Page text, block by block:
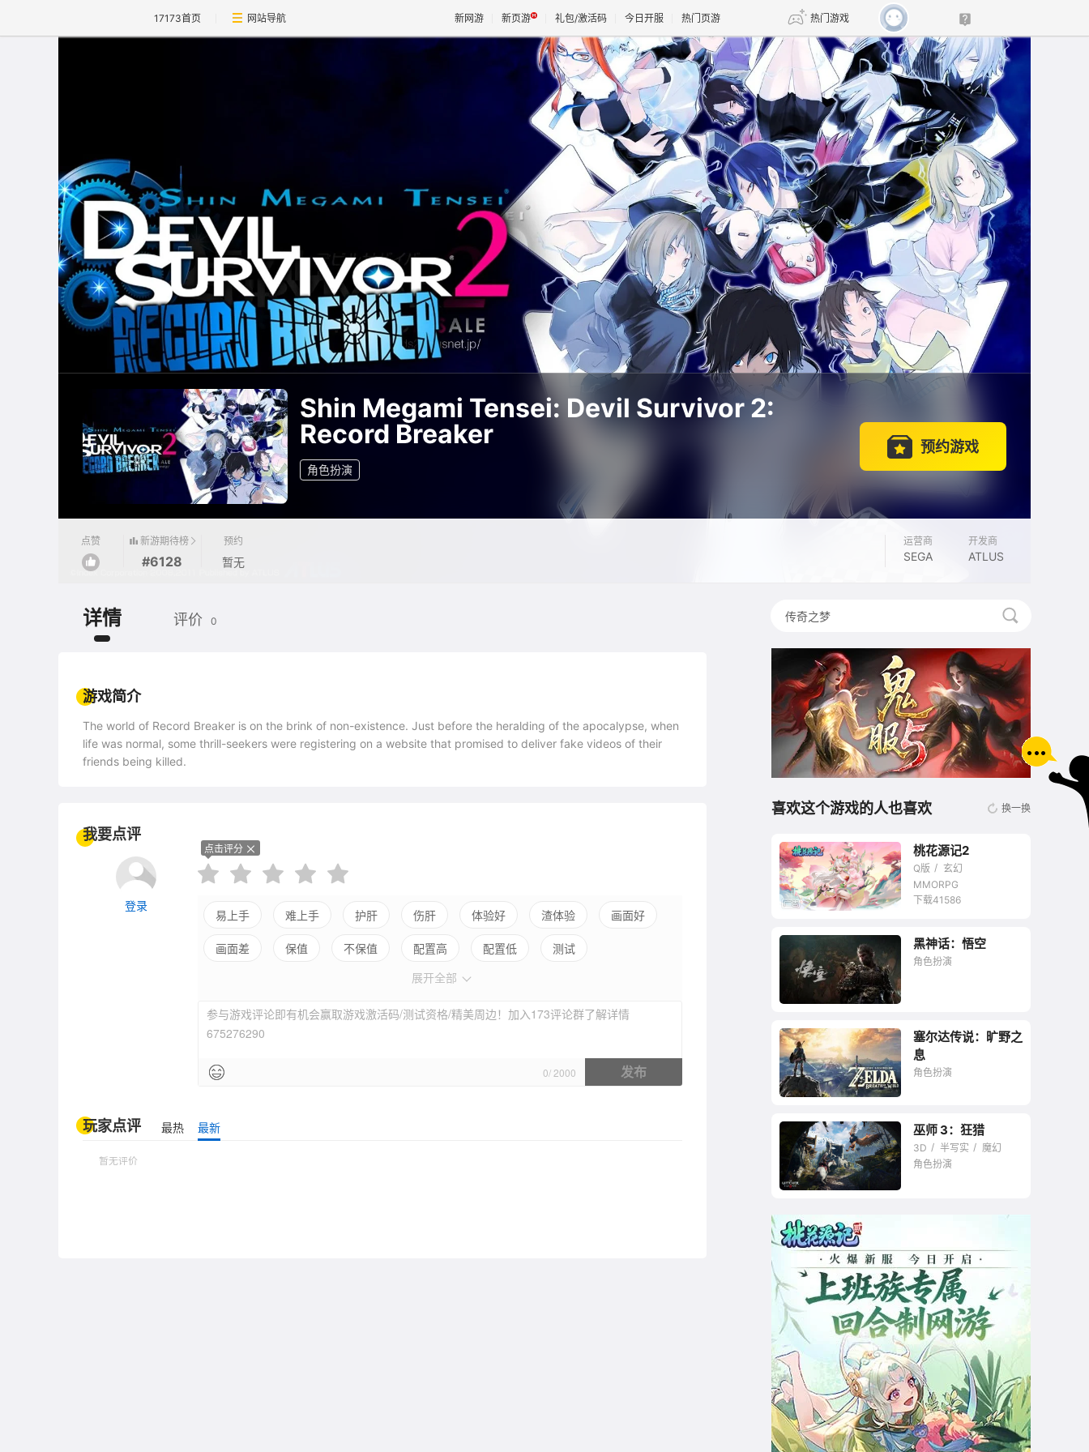
17173首页 网站导航 新网游 新页游 礼包/激活码 今日开服 热门页游 热门游戏
魔兽 DNF 传奇4
天堂 剑网3旗舰版 新天龙八部
王权与自由 诛仙世界 新仙侠5
Shin Megami Tensei: Devil Survivor 2:
Record Breaker
角色扮演
预约游戏
点赞 新游期待榜
#6128
预约
暂无
运营商
SEGA
开发商
ATLUS
详情 评价 0
游戏简介
The world of Record Breaker is on the brink of non-existence. Just before the heralding of the apocalypse, when
life was normal, some thrill-seekers were registering on a website that promised to deliver fake videos of their
friends being killed.
我要点评
登录
点击评分
易上手 难上手 护肝 伤肝 体验好 渣体验 画面好
画面差 保值 不保值 配置高 配置低
测试
展开全部
参与游戏评论即有机会赢取游戏激活码/测试资格/精美周边！加入173评论群了解详情
675276290
0/ 2000 发布
玩家点评 最热 最新
暂无评价
喜欢这个游戏的人也喜欢 换一换
无商城开放交易回合
网游
桃花源记2
Q版
玄幻
MMORPG
下载41586
大圣终成正果，国产
3A标杆已成
黑神话：悟空
角色扮演
一座里程碑
塞尔达传说：旷野之
息
角色扮演
最卓越的RPG之一
巫师 3：狂猎
3D 半写实
魔幻
角色扮演